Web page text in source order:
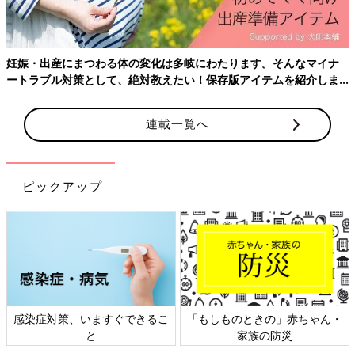
さんのママ芸人日記
#49】
んのママ芸人日記
#51】
妊娠・出産にまつわる体の変化は多岐にわたります。そんなマイナ
ートラブル対策として、絶対教えたい！保存版アイテムを紹介しま
連載一覧へ
ピックアップ
感染症対策、いますぐできるこ
と
「もしものときの」赤ちゃん・
家族の防災